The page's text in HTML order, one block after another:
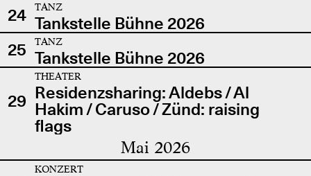
24
TANZ
Tankstelle Bühne 2026
25
TANZ
Tankstelle Bühne 2026
29
THEATER
Residenzsharing: Aldebs / Al
Hakim / Caruso / Zünd: raising
flags
Mai 2026
KONZERT